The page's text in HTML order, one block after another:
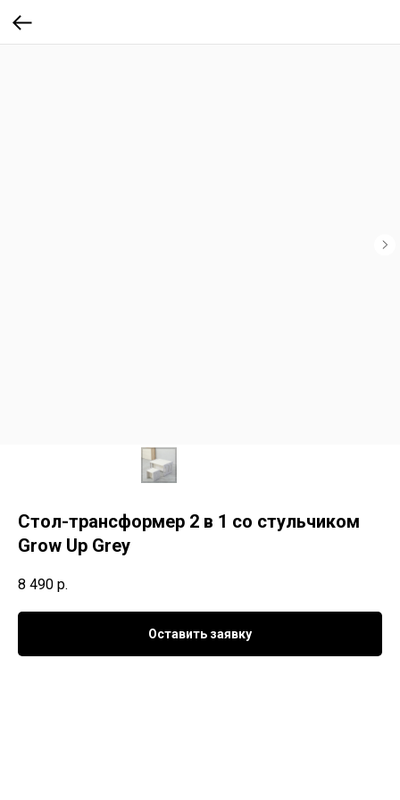
Стол-трансформер 2 в 1 со стульчиком
Grow Up Grey
8 490 р.
Оставить заявку